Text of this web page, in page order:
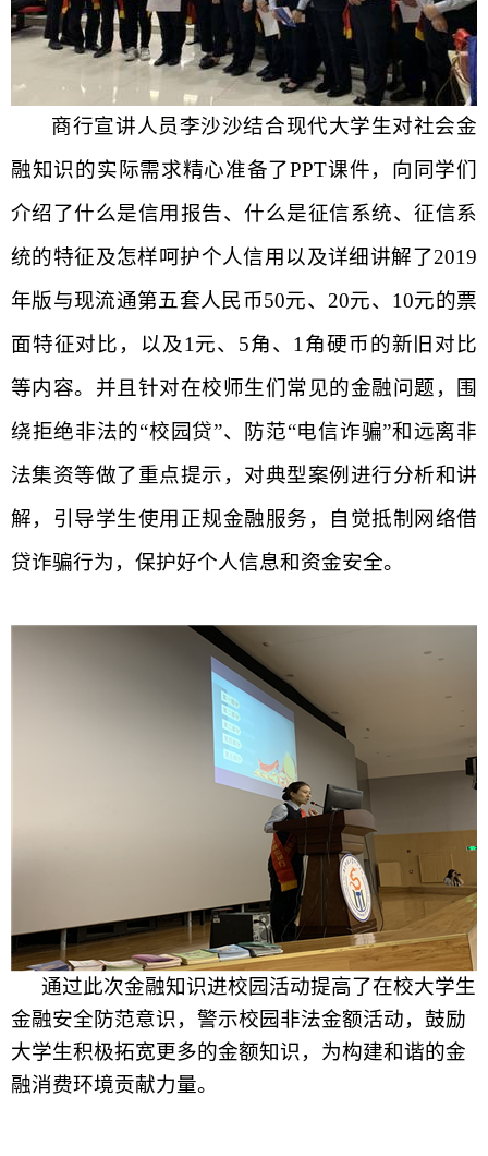
商行宣讲人员李沙沙结合现代大学生对社会金
融知识的实际需求精心准备了PPT课件，向同学们
介绍了什么是信用报告、什么是征信系统、征信系
统的特征及怎样呵护个人信用以及详细讲解了2019
年版与现流通第五套人民币50元、 20元、 10元的票
面特征对比，以及1 元、 5角、 1 角硬币的新旧对比
等内容。并且针对在校师生们常见的金融问题，围
绕拒绝非法的“校园贷”、防范“电信诈骗”和远离非
法集资等做了重点提示，对典型案例进行分析和讲
解，引导学生使用正规金融服务，自觉抵制网络借
贷诈骗行为，保护好个人信息和资金安全。
通过此次金融知识进校园活动提高了在校大学生
金融安全防范意识，警示校园非法金额活动，鼓励
大学生积极拓宽更多的金额知识，为构建和谐的金
融消费环境贡献力量。